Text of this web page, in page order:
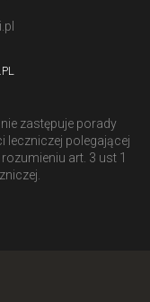
zastępuje porady
leczniczej polegającej
art. 3 ust 1